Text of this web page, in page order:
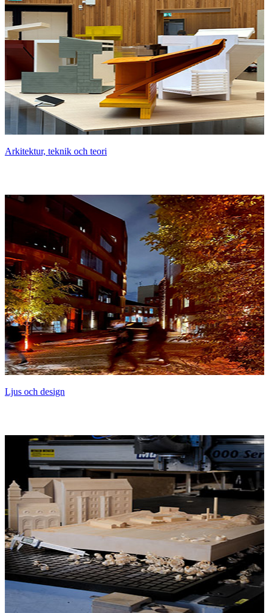
Arkitektur, teknik och teori
Ljus och design